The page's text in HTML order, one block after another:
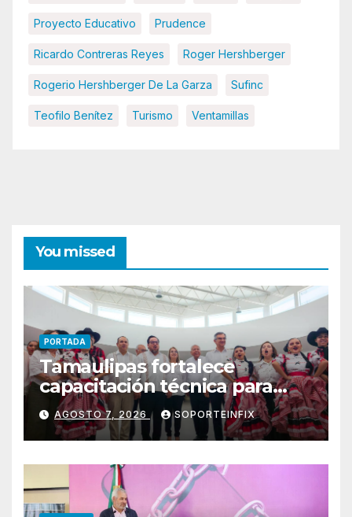
Proyecto Educativo Prudence
Ricardo Contreras Reyes Roger Hershberger
Rogerio Hershberger De La Garza Sufinc
Teofilo Benítez Turismo Ventamillas
You missed
PORTADA
Tamaulipas fortalece
capacitación técnica para
responder a nuevas
oportunidades de empleo e
inversión
AGOSTO 7, 2026 SOPORTEINFIX